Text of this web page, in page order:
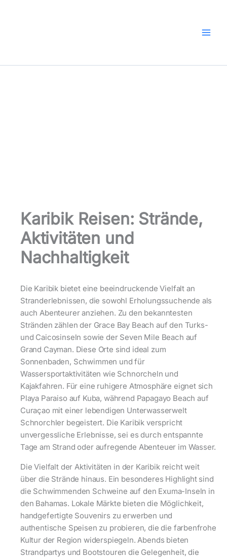
Karibik Reisen: Strände,
Aktivitäten und
Nachhaltigkeit
Die Karibik bietet eine beeindruckende Vielfalt an
Stranderlebnissen, die sowohl Erholungssuchende als
auch Abenteurer anziehen. Zu den bekanntesten
Stränden zählen der Grace Bay Beach auf den Turks-
und Caicosinseln sowie der Seven Mile Beach auf
Grand Cayman. Diese Orte sind ideal zum
Sonnenbaden, Schwimmen und für
Wassersportaktivitäten wie Schnorcheln und
Kajakfahren. Für eine ruhigere Atmosphäre eignet sich
Playa Paraiso auf Kuba, während Papagayo Beach auf
Curaçao mit einer lebendigen Unterwasserwelt
Schnorchler begeistert. Die Karibik verspricht
unvergessliche Erlebnisse, sei es durch entspannte
Tage am Strand oder aufregende Abenteuer im Wasser.
Die Vielfalt der Aktivitäten in der Karibik reicht weit
über die Strände hinaus. Ein besonderes Highlight sind
die Schwimmenden Schweine auf den Exuma-Inseln in
den Bahamas. Lokale Märkte bieten die Möglichkeit,
handgefertigte Souvenirs zu erwerben und
authentische Speisen zu probieren, die die farbenfrohe
Kultur der Region widerspiegeln. Abends bieten
Strandpartys und Bootstouren die Gelegenheit, die